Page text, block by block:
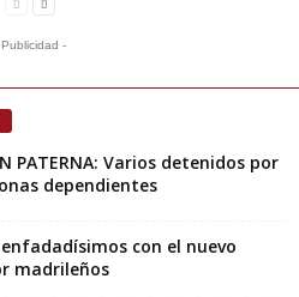
-
PATERNA: Varios detenidos por
dependientes
con el nuevo
madrileños